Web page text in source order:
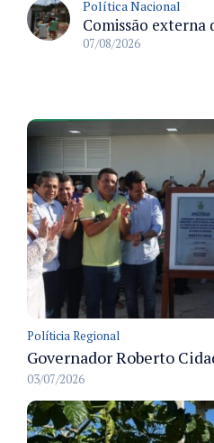
Política Nacional
07/08/2026
Políticia Regional
03/07/2026